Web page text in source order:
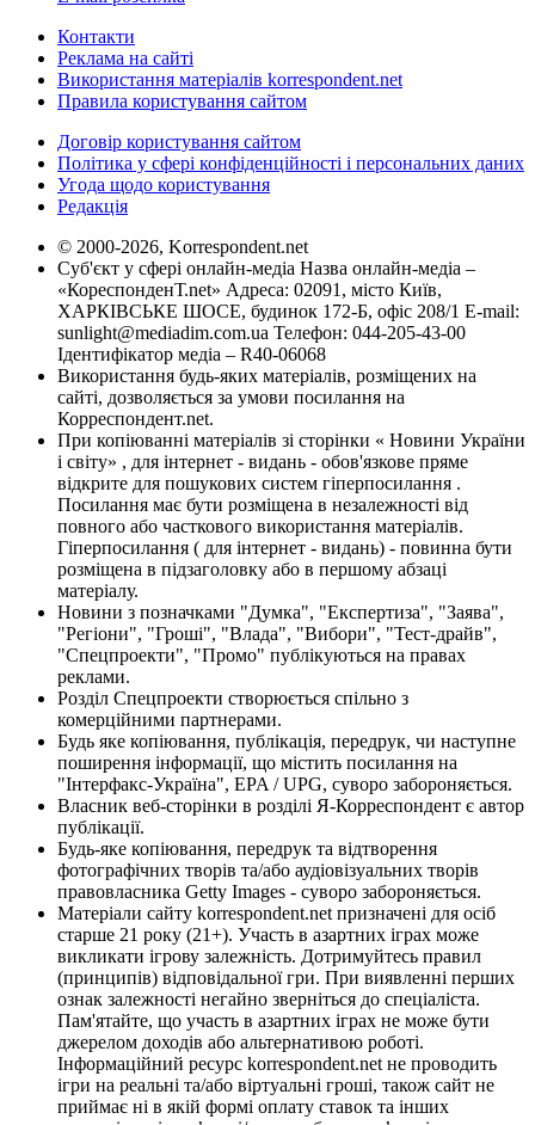
Контакти
Реклама на сайті
Використання матеріалів korrespondent.net
Правила користування сайтом
Договір користування сайтом
Політика у сфері конфіденційності і персональних даних
Угода щодо користування
Редакція
© 2000-2026, Korrespondent.net
Суб'єкт у сфері онлайн-медіа Назва онлайн-медіа –
«КореспонденТ.net» Адреса: 02091, місто Київ,
ХАРКІВСЬКЕ ШОСЕ, будинок 172-Б, офіс 208/1 E-mail:
sunlight@mediadim.com.ua Телефон: 044-205-43-00
Ідентифікатор медіа – R40-06068
Використання будь-яких матеріалів, розміщених на
сайті, дозволяється за умови посилання на
Корреспондент.net.
При копіюванні матеріалів зі сторінки « Новини України
і світу» , для інтернет - видань - обов'язкове пряме
відкрите для пошукових систем гіперпосилання .
Посилання має бути розміщена в незалежності від
повного або часткового використання матеріалів.
Гіперпосилання ( для інтернет - видань) - повинна бути
розміщена в підзаголовку або в першому абзаці
матеріалу.
Новини з позначками "Думка", "Експертиза", "Заява",
"Регіони", "Гроші", "Влада", "Вибори", "Тест-драйв",
"Спецпроекти", "Промо" публікуються на правах
реклами.
Розділ Спецпроекти створюється спільно з
комерційними партнерами.
Будь яке копіювання, публікація, передрук, чи наступне
поширення інформації, що містить посилання на
"Інтерфакс-Україна", EPA / UPG, суворо забороняється.
Власник веб-сторінки в розділі Я-Корреспондент є автор
публікації.
Будь-яке копіювання, передрук та відтворення
фотографічних творів та/або аудіовізуальних творів
правовласника Getty Images - суворо забороняється.
Матеріали сайту korrespondent.net призначені для осіб
старше 21 року (21+). Участь в азартних іграх може
викликати ігрову залежність. Дотримуйтесь правил
(принципів) відповідальної гри. При виявленні перших
ознак залежності негайно зверніться до спеціаліста.
Пам'ятайте, що участь в азартних іграх не може бути
джерелом доходів або альтернативою роботі.
Інформаційний ресурс korrespondent.net не проводить
ігри на реальні та/або віртуальні гроші, також сайт не
приймає ні в якій формі оплату ставок та інших